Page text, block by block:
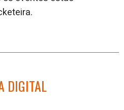
DIGITAL